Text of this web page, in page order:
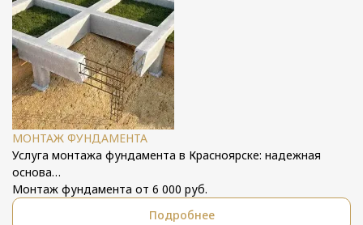
МОНТАЖ ФУНДАМЕНТА
Услуга монтажа фундамента в Красноярске: надежная
основа…
Монтаж фундамента от 6 000 руб.
Подробнее